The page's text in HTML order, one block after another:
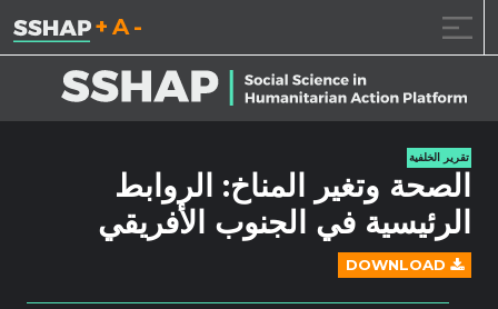
تقليل حجم الخط.
إعادة ضبط حجم
زيادة حجم
تقرير الخلفية
الصحة وتغير المناخ: الروابط
الرئيسية في الجنوب الأفريقي
DOWNLOAD